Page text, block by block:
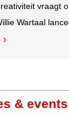
vraagt om lef, maar
Wartaal lanceert merchandise
& events